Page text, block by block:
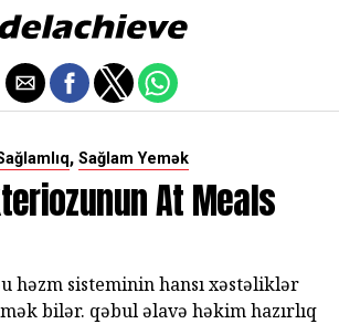
, Sağlam Yemək
At Meals
həzm sisteminin hansı xəstəliklər
bilər. qəbul əlavə həkim hazırlıq